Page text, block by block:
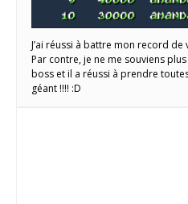
J’ai réussi à battre mon record de
Par contre, je ne me souviens
boss et il a réussi à prendre
géant !!!! :D